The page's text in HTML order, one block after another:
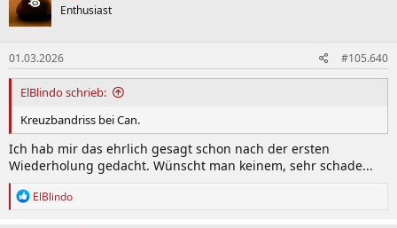
Enthusiast
01.03.2026 #105.640
ElBlindo schrieb:
Kreuzbandriss bei Can.
Ich hab mir das ehrlich gesagt schon nach der ersten
Wiederholung gedacht. Wünscht man keinem, sehr schade...
R
ElBlindo